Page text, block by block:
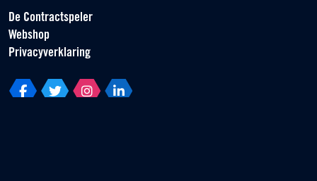
De Contractspeler
Webshop
Privacyverklaring